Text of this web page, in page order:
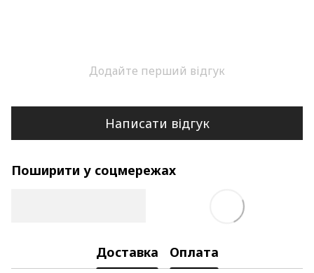
Додайте перший відгук
Написати відгук
Поширити у соцмережах
Доставка Оплата